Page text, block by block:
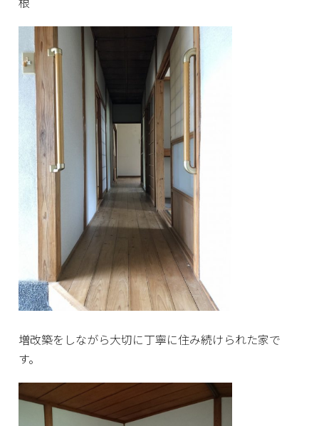
増改築をしながら大切に丁寧に住み続けられた家で
す。